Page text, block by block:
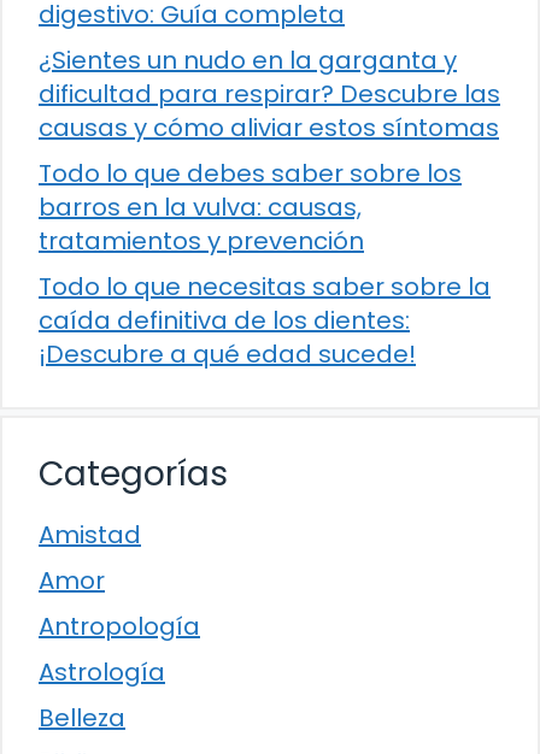
digestivo: Guía completa
¿Sientes un nudo en la garganta y
dificultad para respirar? Descubre las
causas y cómo aliviar estos síntomas
Todo lo que debes saber sobre los
barros en la vulva: causas,
tratamientos y prevención
Todo lo que necesitas saber sobre la
caída definitiva de los dientes:
¡Descubre a qué edad sucede!
Categorías
Amistad
Amor
Antropología
Astrología
Belleza